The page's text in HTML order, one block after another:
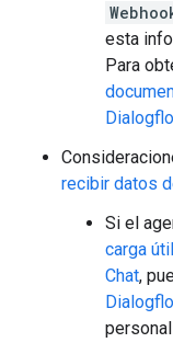
esta
Para
recibir datos
Si el
carga
Chat,